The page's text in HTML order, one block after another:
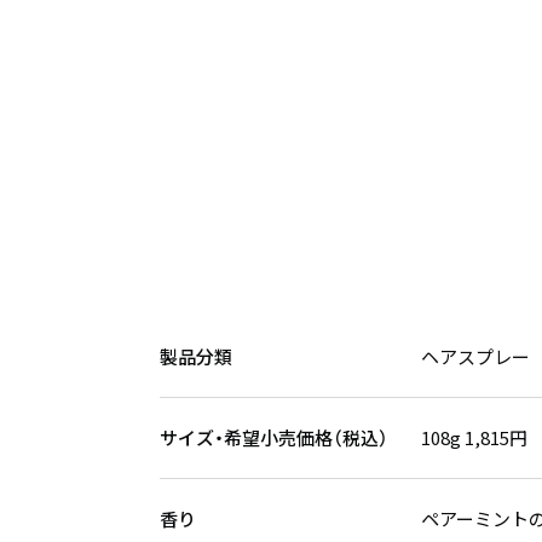
製品分類 ヘアスプレー
サイズ・希望小売価格（税込） 108g 1,815円
香り ペアーミント